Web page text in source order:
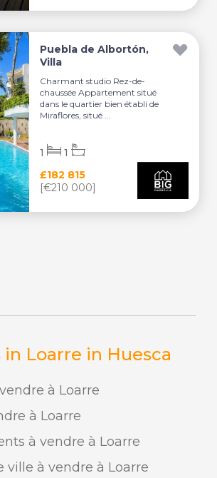
in Loarre in Huesca
à Loarre
à Loarre
à vendre à Loarre
ville à vendre à Loarre
Puebla de Albortón,
Villa
Charmant studio Rez-de-
chaussée Appartement situé
dans le quartier bien établi de
Miraflores, situé ...
£182 815
[€210 000]
1 1